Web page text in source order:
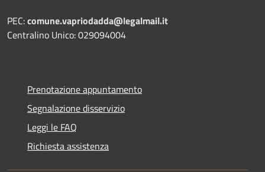
PEC:comune.vapriodadda@legalmail.it
Centralino Unico: 029094004
Prenotazione appuntamento
Segnalazione disservizio
Leggi le FAQ
Richiesta assistenza